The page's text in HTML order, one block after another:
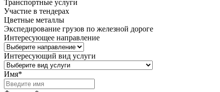
Транспортные услуги
Участие в тендерах
Цветные металлы
Экспедирование грузов по железной дороге
Интересующее направление
Интересующий вид услуги
Имя*